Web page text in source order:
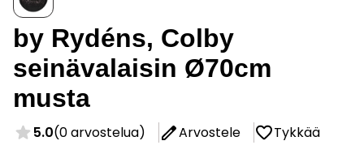
by Rydéns, Colby
seinävalaisin Ø70cm
musta
5.0(0 arvostelua) Arvostele
Tykkää